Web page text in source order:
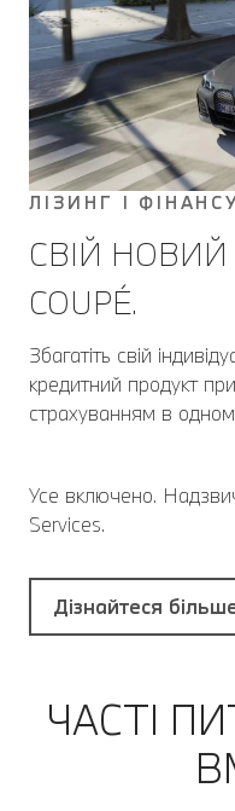
ЛІЗИНГ І
СВІЙ НОВИЙ
COUPÉ.
Збагатіть свій
кредитний продукт
страхуванням в
Усе включено.
Services.
Дізнайтеся
ЧАСТІ